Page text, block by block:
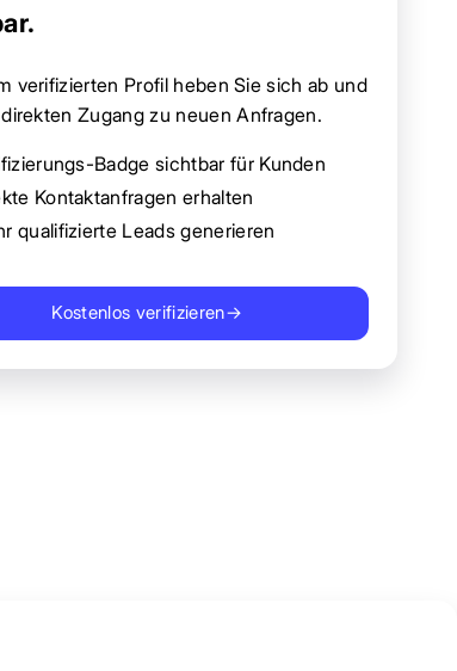
verifizierten Profil heben Sie sich ab und
Zugang zu neuen Anfragen.
Badge sichtbar für Kunden
Kontaktanfragen erhalten
qualifizierte Leads generieren
Kostenlos verifizieren→